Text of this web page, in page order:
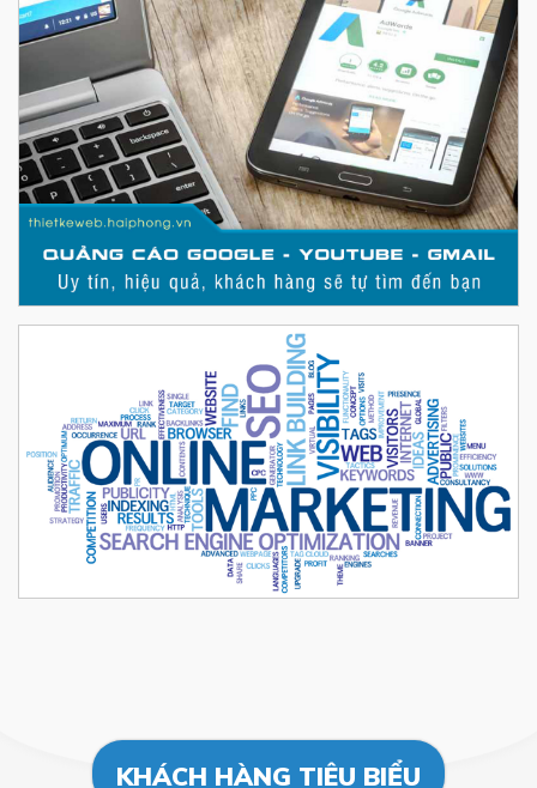
KHÁCH HÀNG TIÊU BIỂU